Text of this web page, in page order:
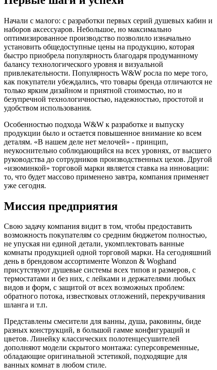
Начали с малого: с разработки первых серий душевых кабин и
наборов аксессуаров. Небольшое, но максимально
оптимизированное производство позволило изначально
установить общедоступные цены на продукцию, которая
быстро приобрела популярность благодаря продуманному
балансу технологического уровня и визуальной
привлекательности. Популярность W&W росла по мере того,
как покупатели убеждались, что товары бренда отличаются не
только ярким дизайном и приятной стоимостью, но и
безупречной технологичностью, надежностью, простотой и
удобством использования.
Особенностью подхода W&W к разработке и выпуску
продукции было и остается повышенное внимание ко всем
деталям. «В нашем деле нет мелочей» - принцип,
неукоснительно соблюдающийся на всех уровнях, от высшего
руководства до сотрудников производственных цехов. Другой
«изюминкой» торговой марки является ставка на инновации:
то, что будет массово применено завтра, компания применяет
уже сегодня.
Миссия предприятия
Свою задачу компания видит в том, чтобы предоставить
возможность покупателям со средним бюджетом полностью,
не упуская ни единой детали, укомплектовать ванные
комнаты продукцией одной торговой марки. На сегодняшний
день в брендовом ассортименте Wonzon & Woghand
присутствуют душевые системы всех типов и размеров, с
термостатами и без них, с лейками и держателями любых
видов и форм, с защитой от всех возможных проблем:
обратного потока, известковых отложений, перекручивания
шланга и т.п.
Представлены смесители для ванны, душа, раковины, биде
разных конструкций, в большой гамме конфигураций и
цветов. Линейку классических полотенцесушителей
дополняют модели скрытого монтажа: суперсовременные,
обладающие оригинальной эстетикой, подходящие для
ванных комнат в любом стиле.